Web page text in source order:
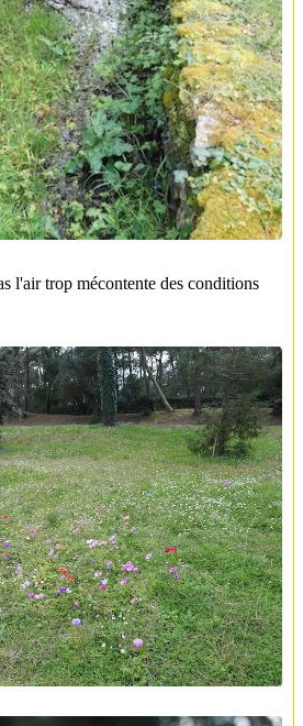
l'air trop mécontente des conditions